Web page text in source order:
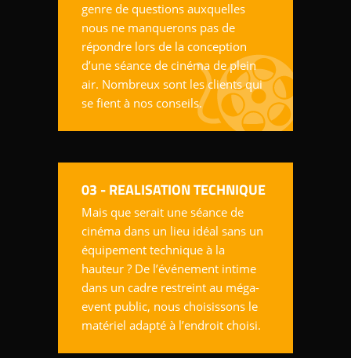
genre de questions auxquelles
nous ne manquerons pas de
répondre lors de la conception
d’une séance de cinéma de plein
air. Nombreux sont les clients qui
se fient à nos conseils.
03 - REALISATION TECHNIQUE
Mais que serait une séance de
cinéma dans un lieu idéal sans un
équipement technique à la
hauteur ? De l’événement intime
dans un cadre restreint au méga-
event public, nous choisissons le
matériel adapté à l’endroit choisi.